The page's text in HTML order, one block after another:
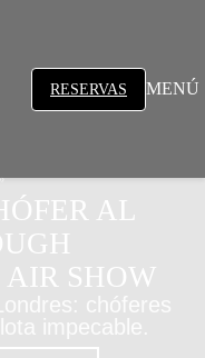
RESERVAS MENÚ
AL
SHOW